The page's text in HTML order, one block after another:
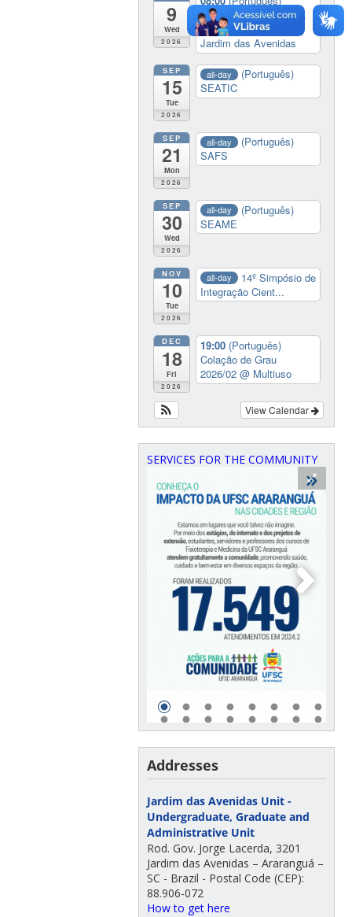
9
Wed
2026
Araranguá de Portas ...
@ UFSC Araranguá -
Jardim das Avenidas
SEP
15
Tue
2026
all-day
(Português)
SEATIC
SEP
21
Mon
2026
all-day
(Português)
SAFS
SEP
30
Wed
2026
all-day
(Português)
SEAME
NOV
10
Tue
2026
all-day
14º Simpósio de
Integração Cient...
DEC
18
Fri
2026
19:00 (Português)
Colação de Grau
2026/02@ Multiuso
View Calendar
SERVICES FOR THE COMMUNITY
Addresses
Jardim das Avenidas Unit -
Undergraduate, Graduate and
Administrative Unit
Rod. Gov. Jorge Lacerda, 3201
Jardim das Avenidas – Araranguá –
SC - Brazil - Postal Code (CEP):
88.906-072
How to get here